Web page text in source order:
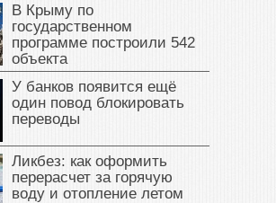
В Крыму по
государственном
программе построили 542
объекта
У банков появится ещё
один повод блокировать
переводы
Ликбез: как оформить
перерасчет за горячую
воду и отопление летом